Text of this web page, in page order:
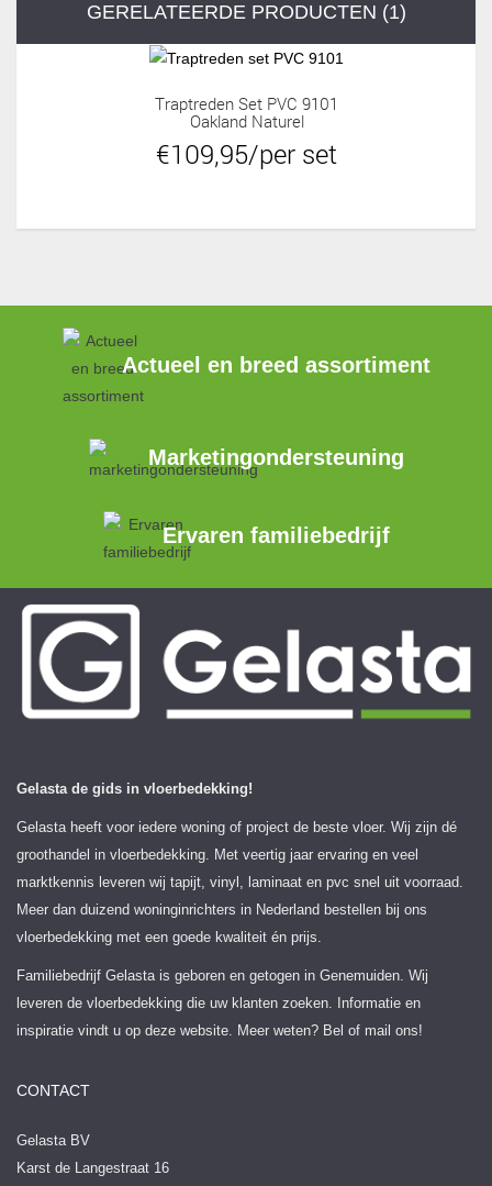
GERELATEERDE PRODUCTEN (1)
Traptreden Set PVC 9101
Oakland Naturel
€109,95/per set
Actueel en breed assortiment
Marketingondersteuning
Ervaren familiebedrijf
Gelasta de gids in vloerbedekking!
Gelasta heeft voor iedere woning of project de beste vloer. Wij zijn dé
groothandel in vloerbedekking. Met veertig jaar ervaring en veel
marktkennis leveren wij tapijt, vinyl, laminaat en pvc snel uit voorraad.
Meer dan duizend woninginrichters in Nederland bestellen bij ons
vloerbedekking met een goede kwaliteit én prijs.
Familiebedrijf Gelasta is geboren en getogen in Genemuiden. Wij
leveren de vloerbedekking die uw klanten zoeken. Informatie en
inspiratie vindt u op deze website. Meer weten? Bel of mail ons!
CONTACT
Gelasta BV
Karst de Langestraat 16